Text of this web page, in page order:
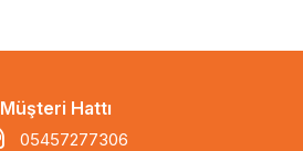
Müşteri Hattı
05457277306